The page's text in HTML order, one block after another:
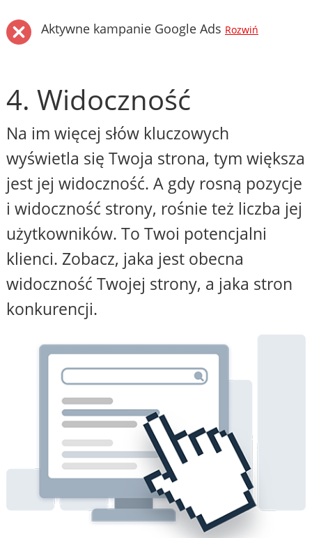
Aktywne kampanie Google Ads Rozwiń
4. Widoczność
Na im więcej słów kluczowych
wyświetla się Twoja strona, tym większa
jest jej widoczność. A gdy rosną pozycje
i widoczność strony, rośnie też liczba jej
użytkowników. To Twoi potencjalni
klienci. Zobacz, jaka jest obecna
widoczność Twojej strony, a jaka stron
konkurencji.